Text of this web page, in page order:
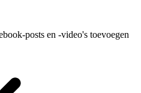
posts en -video's toevoegen